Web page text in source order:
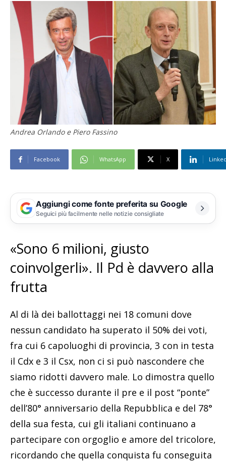
Andrea Orlando e Piero Fassino
Facebook WhatsApp X
Aggiungi come fonte preferita su Google
Seguici più facilmente nelle notizie consigliate
«Sono 6 milioni, giusto
coinvolgerli». Il Pd è davvero alla
frutta
Al di là dei ballottaggi nei 18 comuni dove
nessun candidato ha superato il 50% dei voti,
fra cui 6 capoluoghi di provincia, 3 con in testa
il Cdx e 3 il Csx, non ci si può nascondere che
siamo ridotti davvero male. Lo dimostra quello
che è successo durante il pre e il post “ponte”
dell’80° anniversario della Repubblica e del 78°
della sua festa, cui gli italiani continuano a
partecipare con orgoglio e amore del tricolore,
ricordando che quella conquista fu conseguita